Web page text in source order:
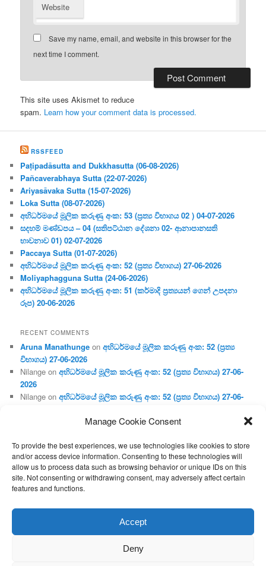
Manage Cookie Consent
To provide the best experiences, we use technologies like cookies to store
and/or access device information. Consenting to these technologies will
allow us to process data such as browsing behavior or unique IDs on this
site. Not consenting or withdrawing consent, may adversely affect certain
features and functions.
Accept
Deny
Website
Save my name, email, and website in this browser for the
next time I comment.
This site uses Akismet to reduce
spam. Learn how your comment data is processed.
RSSFEED
Paṭipadāsutta and Dukkhasutta (06-08-2026)
Pañcaverabhaya Sutta (22-07-2026)
Ariyasāvaka Sutta (15-07-2026)
Loka Sutta (08-07-2026)
අභිධර්මයේ මූලික කරුණු අංක: 53 (ප්‍ර‍ත්‍ය විභාගය 02 ) 04-07-2026
සදහම් මණ්ඩපය – 04 (සතිපට්ඨාන දේශනා 02- ආනාපානසති
භාවනාව 01) 02-07-2026
Paccaya Sutta (01-07-2026)
අභිධර්මයේ මූලික කරුණු අංක: 52 (ප්‍ර‍ත්‍ය විභාගය) 27-06-2026
Moliyaphagguna Sutta (24-06-2026)
අභිධර්මයේ මූලික කරුණු අංක: 51 (කර්මාදි ප්‍ර‍ත්‍යයන් ගෙන් උපදනා
රූප) 20-06-2026
RECENT COMMENTS
Aruna Manathunge onඅභිධර්මයේ මූලික කරුණු අංක: 52 (ප්‍ර‍ත්‍ය
විභාගය) 27-06-2026
Nilange onඅභිධර්මයේ මූලික කරුණු අංක: 52 (ප්‍ර‍ත්‍ය විභාගය) 27-06-
2026
Nilange onඅභිධර්මයේ මූලික කරුණු අංක: 52 (ප්‍ර‍ත්‍ය විභාගය) 27-06-
Aruna Manathungeonඅභිධර්මයේ මූලික කරුණු අංක: 46 (හෘදය,
Gunaratneonඅභිධර්මයේ මූලික කරුණු අංක: 46 (හෘදය, ජීවිත,
ආහාර රූප) 02-05-2026
Proudly powered by WordPress